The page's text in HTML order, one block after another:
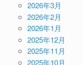
2026年3月
2026年2月
2026年1月
2025年12月
2025年11月
2025年10月